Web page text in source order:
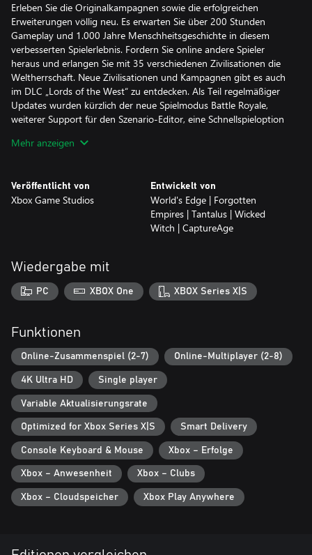
Erleben Sie die Originalkampagnen sowie die erfolgreichen
Erweiterungen völlig neu. Es erwarten Sie über 200 Stunden
Gameplay und 1.000 Jahre Menschheitsgeschichte in diesem
verbesserten Spielerlebnis. Fordern Sie online andere Spieler
heraus und erlangen Sie mit 35 verschiedenen Zivilisationen die
Weltherrschaft. Neue Zivilisationen und Kampagnen gibt es auch
im DLC „Lords of the West“ zu entdecken. Als Teil regelmäßiger
Updates wurden kürzlich der neue Spielmodus Battle Royale,
weiterer Support für den Szenario-Editor, eine Schnellspieloption
Benutzeroberfläche und vieles mehr hinzugefügt!
remastered Version eines der beliebtesten Strategiespiele aller
Zeit Ihren Weg zu wahrer Größe.
Mehr anzeigen
Veröffentlicht von
Xbox Game Studios
Entwickelt von
World's Edge | Forgotten
Empires | Tantalus | Wicked
Witch | CaptureAge
Wiedergabe mit
PC XBOX One XBOX Series X|S
Funktionen
Online-Zusammenspiel (2-7) Online-Multiplayer (2-8)
4K Ultra HD Single player
Variable Aktualisierungsrate
Optimized for Xbox Series X|S Smart Delivery
Console Keyboard & Mouse Xbox – Erfolge
Xbox – Anwesenheit Xbox – Clubs
Xbox – Cloudspeicher Xbox Play Anywhere